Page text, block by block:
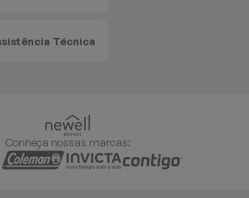
Técnica
Conheça nossas marcas: